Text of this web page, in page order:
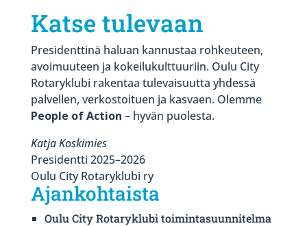
Katse tulevaan
Presidenttinä haluan kannustaa rohkeuteen,
avoimuuteen ja kokeilukulttuuriin. Oulu City
Rotaryklubi rakentaa tulevaisuutta yhdessä
palvellen, verkostoituen ja kasvaen. Olemme
People of Action – hyvän puolesta.
Katja Koskimies
Presidentti 2025–2026
Oulu City Rotaryklubi ry
Ajankohtaista
Oulu City Rotaryklubi toimintasuunnitelma